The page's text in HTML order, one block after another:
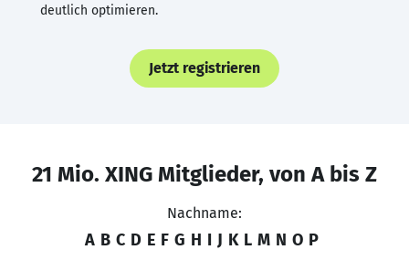
deutlich optimieren.
Jetzt registrieren
21 Mio. XING Mitglieder, von A bis Z
Nachname:
A B C D E F G H I J K L M N O P